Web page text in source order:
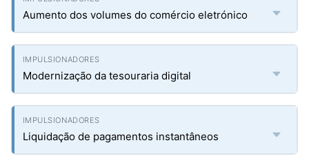
Aumento dos volumes do comércio eletrónico
Modernização da tesouraria digital
Liquidação de pagamentos instantâneos